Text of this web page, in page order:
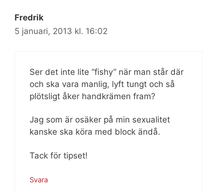
Fredrik
5 januari, 2013 kl. 16:02
Ser det inte lite ”fishy” när man står där
och ska vara manlig, lyft tungt och så
plötsligt åker handkrämen fram?
Jag som är osäker på min sexualitet
kanske ska köra med block ändå.
Tack för tipset!
Svara